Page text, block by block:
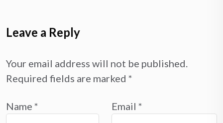
Leave a Reply
Your email address will not be published.
Required fields are marked *
Name * Email *